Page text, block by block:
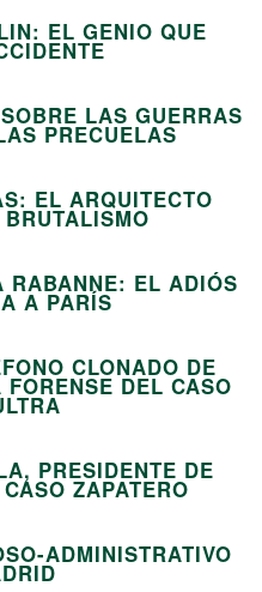
EL GENIO QUE
LAS GUERRAS
PRECUELAS
EL ARQUITECTO
RABANNE: EL ADIÓS
A PARÍS
CLONADO DE
DEL CASO
PRESIDENTE DE
ZAPATERO07
ADMINISTRATIVO